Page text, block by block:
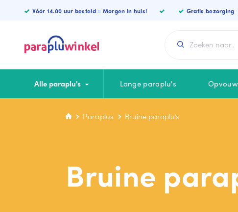
Vóór 14.00 uur besteld = Morgen in huis! Gratis bezorging
Alle paraplu's Lange paraplu's
CATEGORIEËN
Opvouwbare
KLEUREN
Witte paraplu
Paraplus Bruine paraplu’s
Bruine
Paraplu’s